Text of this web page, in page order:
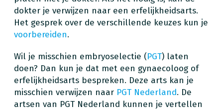
dokter je verwijzen naar een erfelijkheidsarts.
Het gesprek over de verschillende keuzes kun je
voorbereiden.
Wil je misschien embryoselectie (PGT) laten
doen? Dan kun je dat met een gynaecoloog of
erfelijkheidsarts bespreken. Deze arts kan je
misschien verwijzen naar PGT Nederland. De
artsen van PGT Nederland kunnen je vertellen